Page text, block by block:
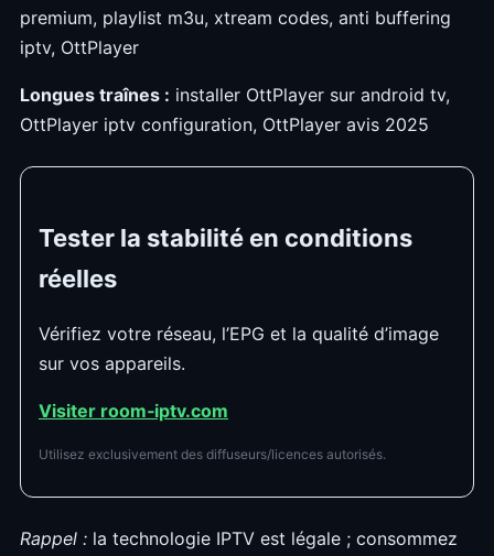
premium, playlist m3u, xtream codes, anti buffering
iptv, OttPlayer
Longues traînes : installer OttPlayer sur android tv,
OttPlayer iptv configuration, OttPlayer avis 2025
Tester la stabilité en conditions
réelles
Vérifiez votre réseau, l’EPG et la qualité d’image
sur vos appareils.
Visiter room‑iptv.com
Utilisez exclusivement des diffuseurs/licences autorisés.
Rappel : la technologie IPTV est légale ; consommez